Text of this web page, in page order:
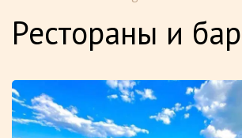
Рестораны и